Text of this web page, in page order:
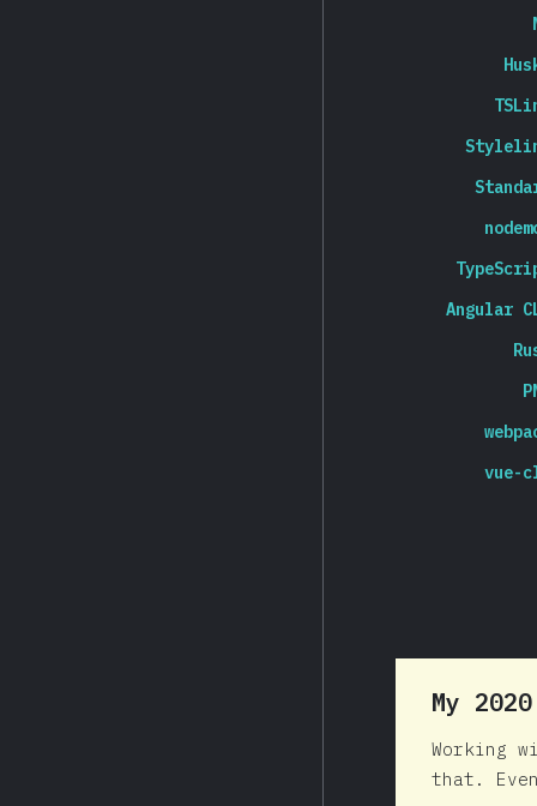
vue-
Angular
My
Working
that.